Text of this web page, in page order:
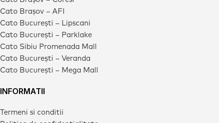
Cato Brașov – AFI
Cato București – Lipscani
Cato București – Parklake
Cato Sibiu Promenada Mall
Cato București – Veranda
Cato București – Mega Mall
INFORMATII
Termeni si conditii